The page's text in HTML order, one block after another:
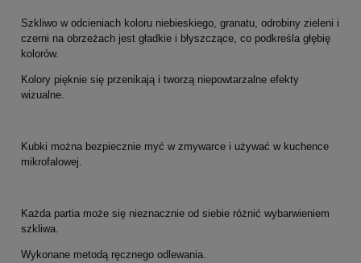
Szkliwo w odcieniach koloru niebieskiego, granatu, odrobiny zieleni i
czerni na obrzeżach jest gładkie i błyszczące, co podkreśla głębię
kolorów.
Kolory pięknie się przenikają i tworzą niepowtarzalne efekty
wizualne.
Kubki można bezpiecznie myć w zmywarce i używać w kuchence
mikrofalowej.
Każda partia może się nieznacznie od siebie różnić wybarwieniem
szkliwa.
Wykonane metodą ręcznego odlewania.